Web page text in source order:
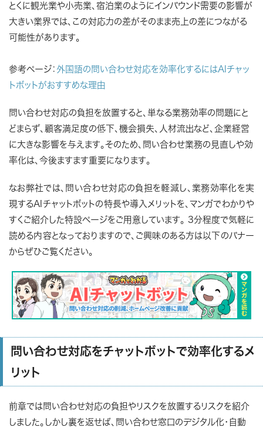
とくに観光業や小売業、宿泊業のようにインバウンド需要の影響が
大きい業界では、この対応力の差がそのまま売上の差につながる
可能性があります。
参考ページ： 外国語の問い合わせ対応を効率化するにはAIチャッ
トボットがおすすめな理由
問い合わせ対応の負担を放置すると、単なる業務効率の問題にと
どまらず、顧客満足度の低下、機会損失、人材流出など、企業経営
に大きな影響を与えます。そのため、問い合わせ業務の見直しや効
率化は、今後ますます重要になります。
なお弊社では、問い合わせ対応の負担を軽減し、業務効率化を実
現するAIチャットボットの特長や導入メリットを、マンガでわかりや
すくご紹介した特設ページをご用意しています。 3分程度で気軽に
読める内容となっておりますので、ご興味のある方は以下のバナー
からぜひご覧ください。
問い合わせ対応をチャットボットで効率化するメ
リット
前章では問い合わせ対応の負担やリスクを放置するリスクを紹介
しました。しかし裏を返せば、問い合わせ窓口のデジタル化・自動